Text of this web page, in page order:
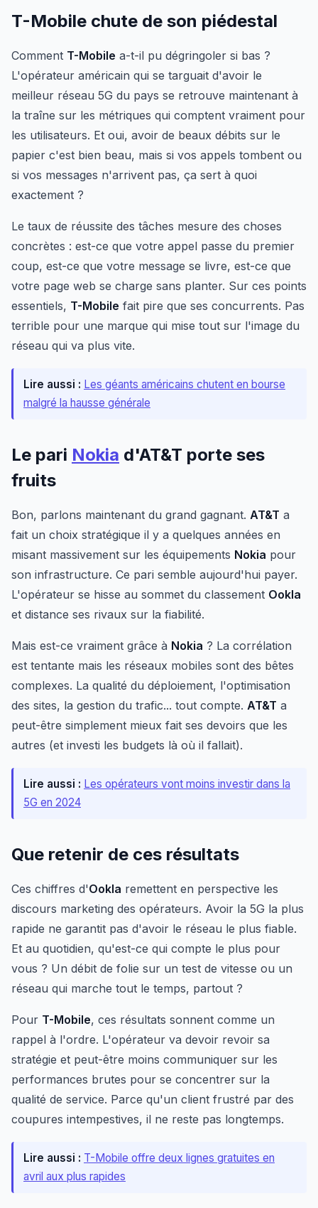
T-Mobile chute de son piédestal
Comment T-Mobile a-t-il pu dégringoler si bas ?
L'opérateur américain qui se targuait d'avoir le
meilleur réseau 5G du pays se retrouve maintenant à
la traîne sur les métriques qui comptent vraiment pour
les utilisateurs. Et oui, avoir de beaux débits sur le
papier c'est bien beau, mais si vos appels tombent ou
si vos messages n'arrivent pas, ça sert à quoi
exactement ?
Le taux de réussite des tâches mesure des choses
concrètes : est-ce que votre appel passe du premier
coup, est-ce que votre message se livre, est-ce que
votre page web se charge sans planter. Sur ces points
essentiels, T-Mobile fait pire que ses concurrents. Pas
terrible pour une marque qui mise tout sur l'image du
réseau qui va plus vite.
Lire aussi : Les géants américains chutent en bourse
malgré la hausse générale
Le pari Nokia d'AT&T porte ses
fruits
Bon, parlons maintenant du grand gagnant. AT&T a
fait un choix stratégique il y a quelques années en
misant massivement sur les équipements Nokia pour
son infrastructure. Ce pari semble aujourd'hui payer.
L'opérateur se hisse au sommet du classement Ookla
et distance ses rivaux sur la fiabilité.
Mais est-ce vraiment grâce à Nokia ? La corrélation
est tentante mais les réseaux mobiles sont des bêtes
complexes. La qualité du déploiement, l'optimisation
des sites, la gestion du trafic... tout compte. AT&T a
peut-être simplement mieux fait ses devoirs que les
autres (et investi les budgets là où il fallait).
Lire aussi : Les opérateurs vont moins investir dans la
5G en 2024
Que retenir de ces résultats
Ces chiffres d'Ookla remettent en perspective les
discours marketing des opérateurs. Avoir la 5G la plus
rapide ne garantit pas d'avoir le réseau le plus fiable.
Et au quotidien, qu'est-ce qui compte le plus pour
vous ? Un débit de folie sur un test de vitesse ou un
réseau qui marche tout le temps, partout ?
Pour T-Mobile, ces résultats sonnent comme un
rappel à l'ordre. L'opérateur va devoir revoir sa
stratégie et peut-être moins communiquer sur les
performances brutes pour se concentrer sur la
qualité de service. Parce qu'un client frustré par des
coupures intempestives, il ne reste pas longtemps.
Lire aussi : T-Mobile offre deux lignes gratuites en
avril aux plus rapides